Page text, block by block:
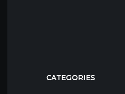
CATEGORIES